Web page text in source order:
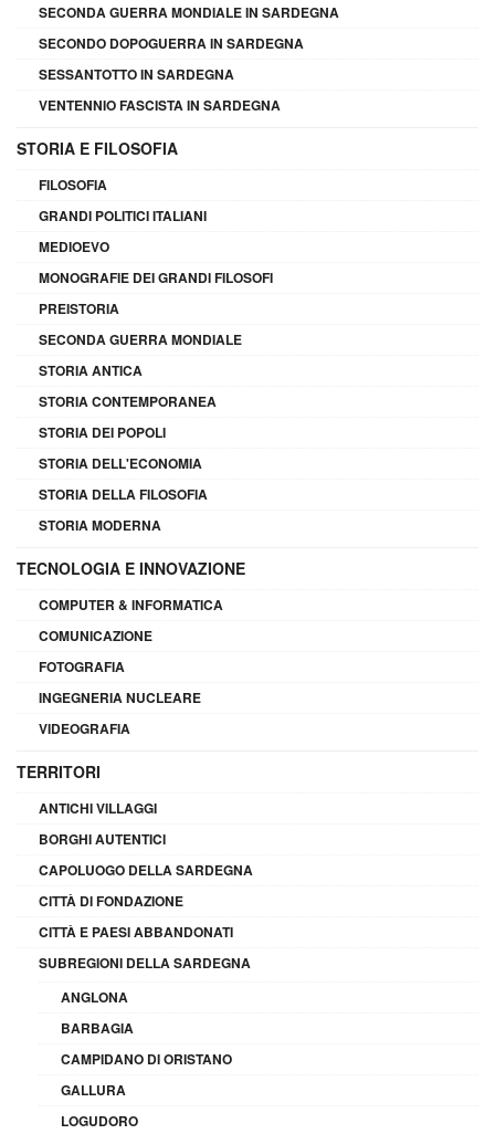
SECONDA GUERRA MONDIALE IN SARDEGNA
SECONDO DOPOGUERRA IN SARDEGNA
SESSANTOTTO IN SARDEGNA
VENTENNIO FASCISTA IN SARDEGNA
STORIA E FILOSOFIA
FILOSOFIA
GRANDI POLITICI ITALIANI
MEDIOEVO
MONOGRAFIE DEI GRANDI FILOSOFI
PREISTORIA
SECONDA GUERRA MONDIALE
STORIA ANTICA
STORIA CONTEMPORANEA
STORIA DEI POPOLI
STORIA DELL'ECONOMIA
STORIA DELLA FILOSOFIA
STORIA MODERNA
TECNOLOGIA E INNOVAZIONE
COMPUTER & INFORMATICA
COMUNICAZIONE
FOTOGRAFIA
INGEGNERIA NUCLEARE
VIDEOGRAFIA
TERRITORI
ANTICHI VILLAGGI
BORGHI AUTENTICI
CAPOLUOGO DELLA SARDEGNA
CITTÀ DI FONDAZIONE
CITTÀ E PAESI ABBANDONATI
SUBREGIONI DELLA SARDEGNA
ANGLONA
BARBAGIA
CAMPIDANO DI ORISTANO
GALLURA
LOGUDORO